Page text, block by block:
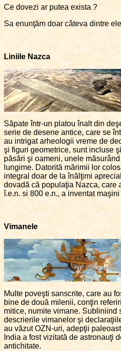
Ce dovezi ar putea exista ?
Sa enunţăm doar câteva dintre
Liniile Nazca
Săpate într-un platou înalt din
serie de desene antice, care se
au intrigat arheologii vreme de
şi figuri geometrice, sunt incluse
păsări şi oameni, unele
lungime. Datorită mărimii lor
integral doar de la înălţimi
dovadă că populaţia Nazca, care
î.e.n. si 800 e.n., a inventat
Vimanele
Multe poveşti sanscrite, care au
bine de două milenii, conţin
mitice, numite vimane. Subliniind
descrierile vimanelor şi
au văzut OZN-uri, adepţii
India a fost vizitată de astronauţi
antichitate.